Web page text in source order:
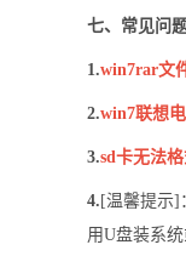
七、常见问
1.win7rar文
2.win7联想
3.sd卡无法
4. [温馨提示]
用U盘装系